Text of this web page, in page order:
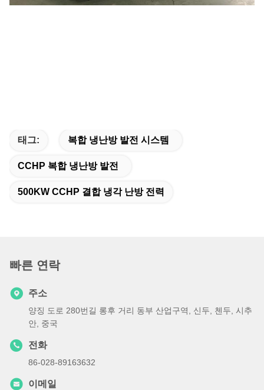
태그: 복합 냉난방 발전 시스템
CCHP 복합 냉난방 발전
500KW CCHP 결합 냉각 난방 전력
빠른 연락
주소
양징 도로 280번길 롱후 거리 동부 산업구역, 신두, 첸두, 시추
안, 중국
전화
86-028-89163632
이메일